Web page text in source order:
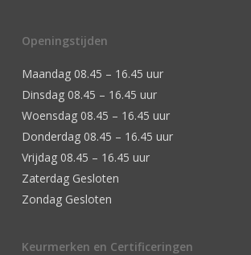
Openingstijden
Maandag 08.45 – 16.45 uur
Dinsdag 08.45 – 16.45 uur
Woensdag 08.45 – 16.45 uur
Donderdag 08.45 – 16.45 uur
Vrijdag 08.45 – 16.45 uur
Zaterdag Gesloten
Zondag Gesloten
Keurmerken en Certificeringen